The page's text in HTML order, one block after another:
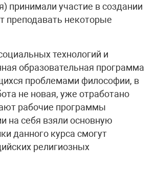
принимали участие в создании
преподавать некоторые
технологий и
образовательная программа
проблемами философии, в
не новая, уже отработано
рабочие программы
на себя взяли основную
данного курса смогут
религиозных